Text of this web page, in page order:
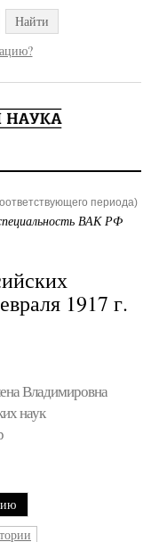
Найти
периода)
ВАК РФ
1917 г.
Владимировна
наук